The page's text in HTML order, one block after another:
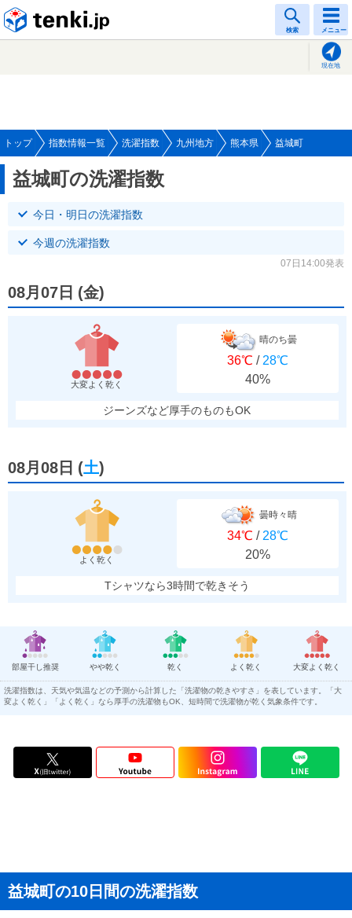
検索 メニュー
現在地
トップ 指数情報一覧 洗濯指数 九州地方 熊本県 益城町
益城町の洗濯指数
今日・明日の洗濯指数
今週の洗濯指数
07日14:00発表
08月07日 (金)
大変よく乾く
晴のち曇
36℃ / 28℃
40%
ジーンズなど厚手のものもOK
08月08日 (土)
よく乾く
曇時々晴
34℃ / 28℃
20%
Tシャツなら3時間で乾きそう
部屋干し推奨 やや乾く 乾く よく乾く 大変よく乾く
洗濯指数は、天気や気温などの予測から計算した「洗濯物の乾きやすさ」を表しています。「大
変よく乾く」「よく乾く」なら厚手の洗濯物もOK、短時間で洗濯物が乾く気象条件です。
益城町の10日間の洗濯指数